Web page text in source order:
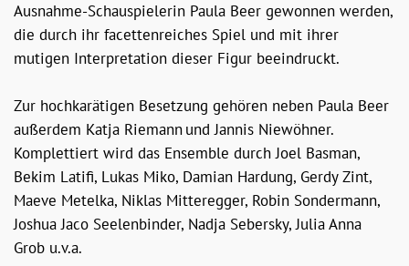
Ausnahme-Schauspielerin Paula Beer gewonnen werden,
die durch ihr facettenreiches Spiel und mit ihrer
mutigen Interpretation dieser Figur beeindruckt.
Zur hochkarätigen Besetzung gehören neben Paula Beer
außerdem Katja Riemann und Jannis Niewöhner.
Komplettiert wird das Ensemble durch Joel Basman,
Bekim Latifi, Lukas Miko, Damian Hardung, Gerdy Zint,
Maeve Metelka, Niklas Mitteregger, Robin Sondermann,
Joshua Jaco Seelenbinder, Nadja Sebersky, Julia Anna
Grob u.v.a.